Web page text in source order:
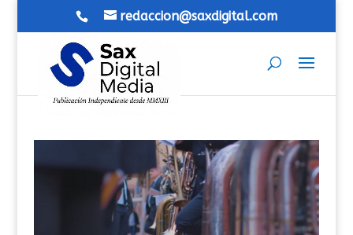
redaccion@saxdigital.com